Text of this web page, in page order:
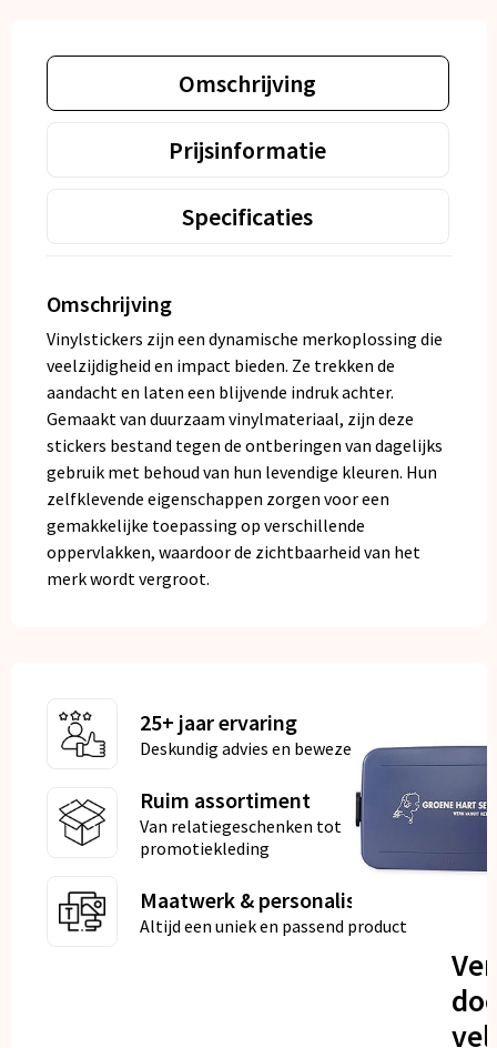
Omschrijving
Prijsinformatie
Specificaties
Omschrijving
Vinylstickers zijn een dynamische merkoplossing die
veelzijdigheid en impact bieden. Ze trekken de
aandacht en laten een blijvende indruk achter.
Gemaakt van duurzaam vinylmateriaal, zijn deze
stickers bestand tegen de ontberingen van dagelijks
gebruik met behoud van hun levendige kleuren. Hun
zelfklevende eigenschappen zorgen voor een
gemakkelijke toepassing op verschillende
oppervlakken, waardoor de zichtbaarheid van het
merk wordt vergroot.
25+ jaar ervaring
Deskundig advies en bewezen kwaliteit
Ruim assortiment
Van relatiegeschenken tot
promotiekleding
Maatwerk & personalisatie
Altijd een uniek en passend product